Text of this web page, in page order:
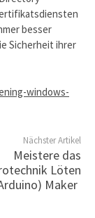
besser
Sicherheit ihrer
windows-
Nächster Artikel
Meistere das
Löten
Maker